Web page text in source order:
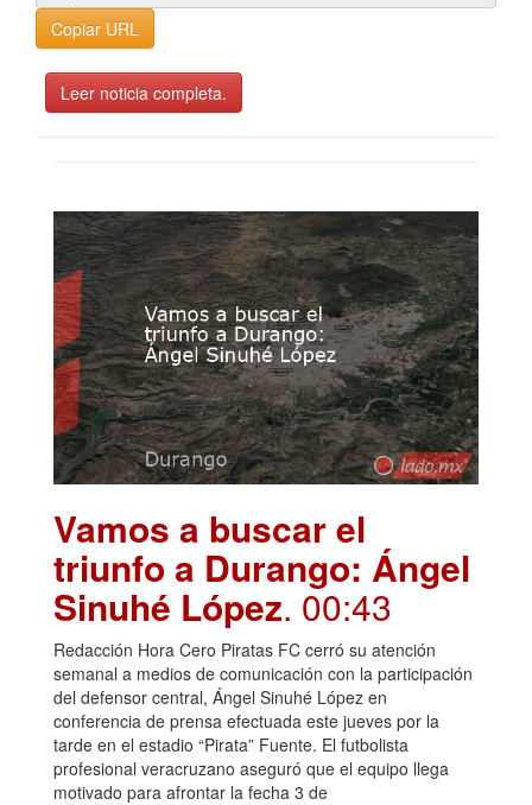
Copiar URL
Leer noticia completa.
Vamos a buscar el
triunfo a Durango: Ángel
Sinuhé López. 00:43
Redacción Hora Cero Piratas FC cerró su atención
semanal a medios de comunicación con la participación
del defensor central, Ángel Sinuhé López en
conferencia de prensa efectuada este jueves por la
tarde en el estadio “Pirata” Fuente. El futbolista
profesional veracruzano aseguró que el equipo llega
motivado para afrontar la fecha 3 de